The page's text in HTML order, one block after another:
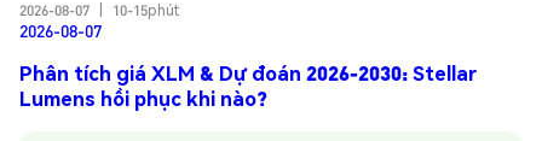
2026-08-07
10-15phút
2026-08-07
Phân tích giá XLM & Dự đoán 2026-2030: Stellar
Lumens hồi phục khi nào?